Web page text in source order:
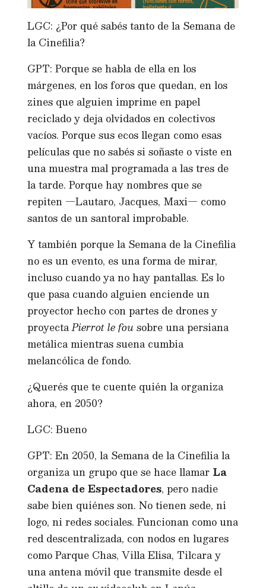
LGC: ¿Por qué sabés tanto de la Semana de
la Cinefilia?
GPT: Porque se habla de ella en los
márgenes, en los foros que quedan, en los
zines que alguien imprime en papel
reciclado y deja olvidados en colectivos
vacíos. Porque sus ecos llegan como esas
películas que no sabés si soñaste o viste en
una muestra mal programada a las tres de
la tarde. Porque hay nombres que se
repiten —Lautaro, Jacques, Maxi— como
santos de un santoral improbable.
Y también porque la Semana de la Cinefilia
no es un evento, es una forma de mirar,
incluso cuando ya no hay pantallas. Es lo
que pasa cuando alguien enciende un
proyector hecho con partes de drones y
proyectaPierrot le fousobre una persiana
metálica mientras suena cumbia
melancólica de fondo.
¿Querés que te cuente quién la organiza
ahora, en 2050?
LGC: Bueno
GPT: En 2050, la Semana de la Cinefilia la
organiza un grupo que se hace llamar La
Cadena de Espectadores, pero nadie
sabe bien quiénes son. No tienen sede, ni
logo, ni redes sociales. Funcionan como una
red descentralizada, con nodos en lugares
como Parque Chas, Villa Elisa, Tilcara y
una antena móvil que transmite desde el